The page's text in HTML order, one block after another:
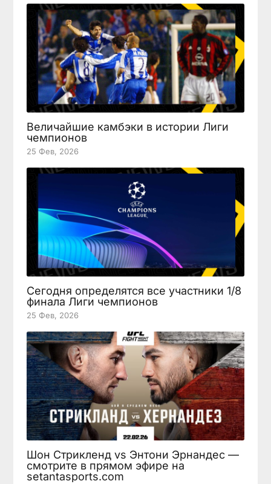
Величайшие камбэки в истории Лиги
чемпионов
25 Фев, 2026
Сегодня определятся все участники 1/8
финала Лиги чемпионов
25 Фев, 2026
Шон Стрикленд vs Энтони Эрнандес —
смотрите в прямом эфире на
setantasports.com